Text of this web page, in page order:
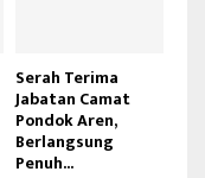
Serah Terima
Jabatan Camat
Pondok Aren,
Berlangsung
Penuh...